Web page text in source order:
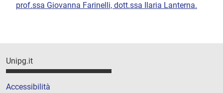
prof.ssa Giovanna Farinelli, dott.ssa Ilaria Lanterna.
Unipg.it
Accessibilità